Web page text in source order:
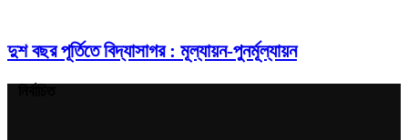
দুশ বছর পূর্তিতে বিদ্যাসাগর : মূল্যায়ন-পুনর্মূল্যায়ন